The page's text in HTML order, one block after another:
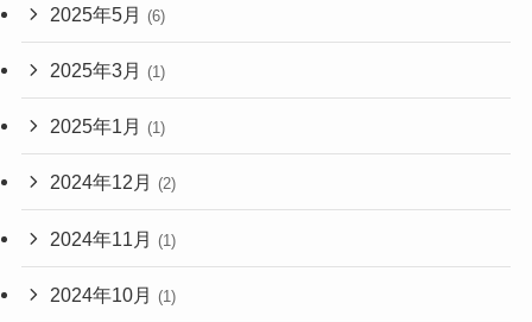
2025年5月 (6)
2025年3月 (1)
2025年1月 (1)
2024年12月 (2)
2024年11月 (1)
2024年10月 (1)